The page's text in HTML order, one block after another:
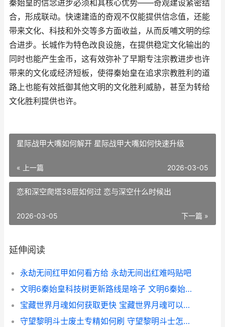
秦始皇的信念进步必须和其核心优势——奇观建设紧密结
合，形成联动。快速建造的奇观不仅能提供信念值，还能
带来文化、科技和外交等多方面收益，从而反哺文明的综
合进步。长城作为特色改良设施，在提供稳定文化输出的
同时也能产生金币，这有效弥补了早期专注宗教进步也许
带来的文化或经济短板，使得秦始皇在追求宗教胜利的道
路上也能有效抵御其他文明的文化胜利威胁，甚至为转给
文化胜利提供也许。
星际战甲大嘴如何解开 星际战甲大嘴如何快速升级
« 上一篇 2026-03-05
恋和深空爬塔38层如何过 恋与深空什么时候出
下一篇 »
2026-03-05
延伸阅读
永劫无间红甲如何看方给 永劫无间出红难吗贴吧
文明6秦始皇科技树更新路线是啥子 文明6秦始皇选什么着力点
宝藏世界月魂如何获取更快 宝藏世界月魂可以无限刷吗
守望黎明斗士废土专精如何刷 守望黎明斗士怎么拉更多资源